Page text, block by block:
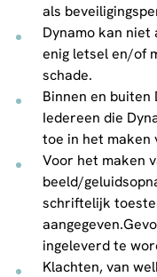
als
Dynamo kan
enig letsel en/of
schade.
Binnen en buiten
Iedereen die
toe in het maken
Voor het maken
beeld/
schriftelijk
ingeleverd te
Klachten, van